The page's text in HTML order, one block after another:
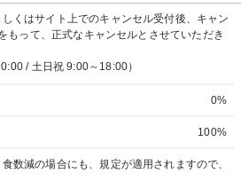
くはサイト上でのキャンセル受付後、キャン
もって、正式なキャンセルとさせていただき
/ 土日祝 9:00～18:00）
0%
100%
数減の場合にも、規定が適用されますので、